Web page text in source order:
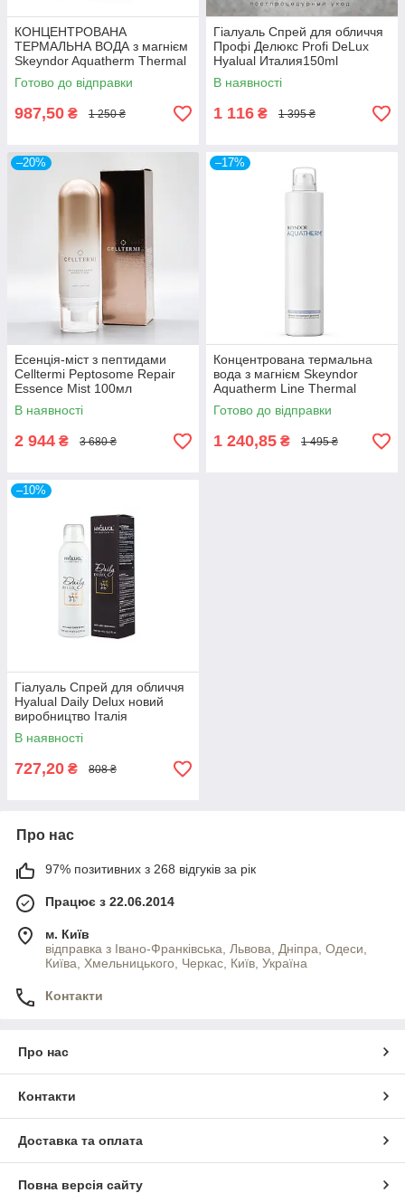
КОНЦЕНТРОВАНА
ТЕРМАЛЬНА ВОДА з магнієм
Skeyndor Aquatherm Thermal
concentrate water
Готово до відправки
987,50 ₴ 1 250 ₴
Гіалуаль Спрей для обличчя
Профі Делюкс Profi DeLux
Hyalual Италия150ml
В наявності
1 116 ₴ 1 395 ₴
–20%
Есенція-міст з пептидами
Celltermi Peptosome Repair
Essence Mist 100мл
В наявності
2 944 ₴ 3 680 ₴
–17%
Концентрована термальна
вода з магнієм Skeyndor
Aquatherm Line Thermal
concentrate water 250 мл
Готово до відправки
1 240,85 ₴ 1 495 ₴
–10%
Гіалуаль Спрей для обличчя
Hyalual Daily Delux новий
виробництво Італія
В наявності
727,20 ₴ 808 ₴
Про нас
97% позитивних з 268 відгуків за рік
Працює з 22.06.2014
м. Київ
відправка з Івано-Франківська, Львова, Дніпра, Одеси,
Київа, Хмельницького, Черкас, Київ, Україна
Контакти
Про нас
Контакти
Доставка та оплата
Повна версія сайту